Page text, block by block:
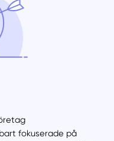
fokuserade på